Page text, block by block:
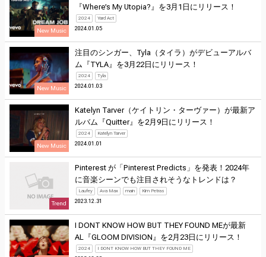
New Music
『Where’s My Utopia?』を3月1日にリリース！
2024 Yard Act
2024.01.05
New Music
注目のシンガー、Tyla（タイラ）がデビューアルバ
ム『TYLA』を3月22日にリリース！
2024 Tyla
2024.01.03
New Music
Katelyn Tarver（ケイトリン・ターヴァー）が最新ア
ルバム『Quitter』を2月9日にリリース！
2024 Katelyn Tarver
2024.01.01
Trend
Pinterest が「Pinterest Predicts」を発表！2024年
に音楽シーンでも注目されそうなトレンドは？
Laufey Ava Max main Kim Petras
2023.12.31
I DONT KNOW HOW BUT THEY FOUND MEが最新
AL『GLOOM DIVISION』を2月23日にリリース！
2024 I DONT KNOW HOW BUT THEY FOUND ME